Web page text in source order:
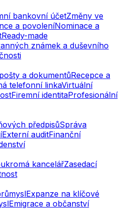
bankovní účetZměny ve
a povoleníNominace a
Ready-made
známek a duševního
a dokumentůRecepce a
telefonní linkaVirtuální
Firemní identitaProfesionální
předpisůSpráva
Externí auditFinanční
kancelářZasedací
Expanze na klíčové
Emigrace a občanství